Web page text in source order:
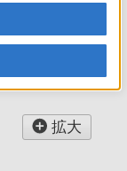
スピーディ
拡大